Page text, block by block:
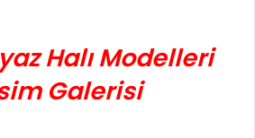
Halı Modelleri
Galerisi